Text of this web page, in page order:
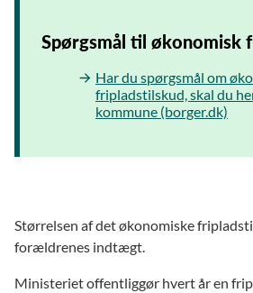
Spørgsmål til økonomisk
Har du spørgsmål om
fripladstilskud, skal du
kommune (borger.dk)
Størrelsen af det økonomiske
forældrenes indtægt.
Ministeriet offentliggør hvert år en